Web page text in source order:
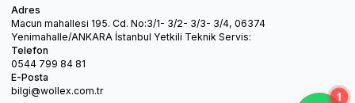
1
Adres
Macun mahallesi 195. Cd. No:3/1- 3/2- 3/3- 3/4, 06374
Yenimahalle/ANKARA İstanbul Yetkili Teknik Servis:
Telefon
0544 799 84 81
E-Posta
bilgi@wollex.com.tr